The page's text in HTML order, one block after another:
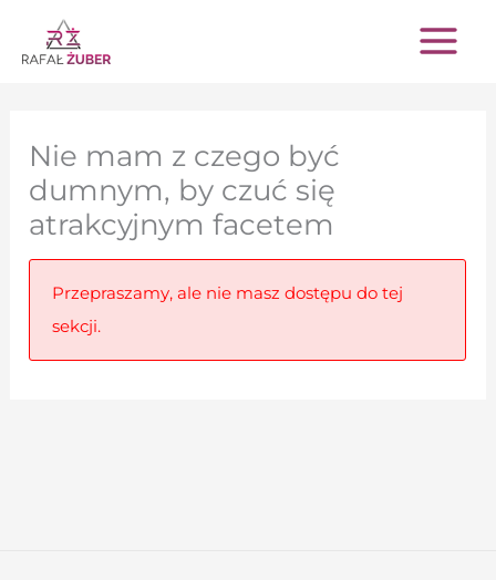
Przejdź
do
Nie mam z czego być
dumnym, by czuć się
atrakcyjnym facetem
Przepraszamy, ale nie masz dostępu do tej
sekcji.